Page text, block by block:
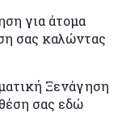
για άτομα
σας καλώντας
Ξενάγηση
σας εδώ